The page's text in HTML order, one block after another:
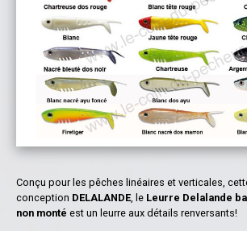
Conçu pour les pêches linéaires et verticales,
conception DELALANDE , le Leurre Delalande
non monté est un leurre aux détails renversants!